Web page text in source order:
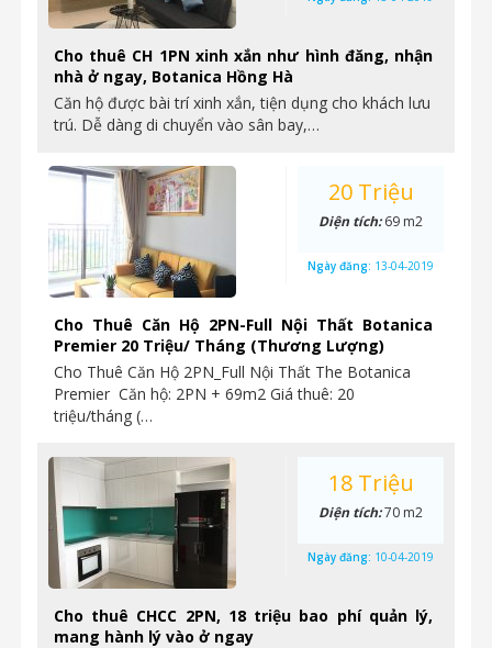
Cho thuê CH 1PN xinh xắn như hình đăng, nhận
nhà ở ngay, Botanica Hồng Hà
Căn hộ được bài trí xinh xắn, tiện dụng cho khách lưu
trú. Dễ dàng di chuyển vào sân bay,…
Cho Thuê Căn Hộ 2PN-Full Nội Thất Botanica
Premier 20 Triệu/ Tháng (Thương Lượng)
Cho Thuê Căn Hộ 2PN_Full Nội Thất The Botanica
Premier Căn hộ: 2PN + 69m2 Giá thuê: 20
triệu/tháng (…
20 Triệu
Diện tích:69 m2
Ngày đăng: 13-04-2019
Cho thuê CHCC 2PN, 18 triệu bao phí quản lý,
mang hành lý vào ở ngay
18 Triệu
Diện tích:70 m2
Ngày đăng: 10-04-2019